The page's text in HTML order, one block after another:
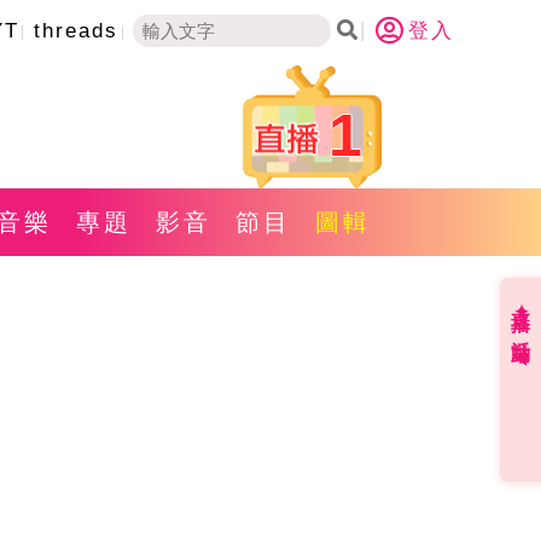
threads 登入
1
樂 專題 影音 節目 圖輯
直播✦活動